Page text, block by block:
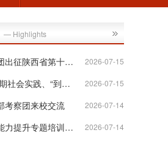
— Highlights
2026-07-15
陕西省第十八届...
2026-07-15
实践、“到延安...
2026-07-14
考察团来校交流
2026-07-14
升专题培训班在...